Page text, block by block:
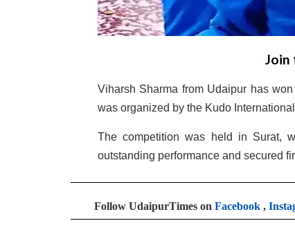
Join
Viharsh Sharma from Udaipur has
was organized by the Kudo
The competition was held in Surat,
outstanding performance and secured
Follow UdaipurTimes on Facebook ,